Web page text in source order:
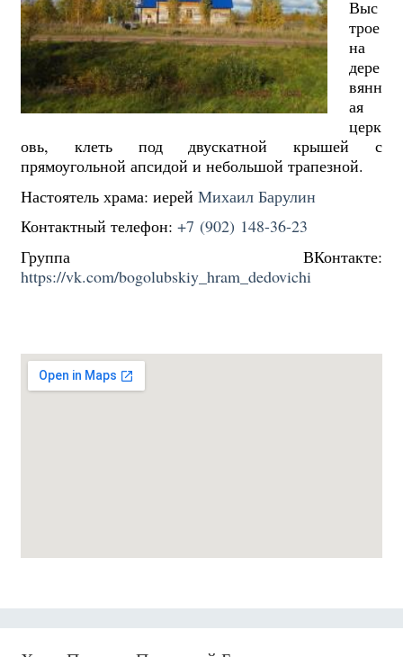
Выс
трое
на
дере
вянн
ая
церк
овь, клеть под двускатной крышей с
прямоугольной апсидой и небольшой трапезной.
Настоятель храма: иерей Михаил Барулин
Контактный телефон: +7 (902) 148-36-23
Группа ВКонтакте:
https://vk.com/bogolubskiy_hram_dedovichi